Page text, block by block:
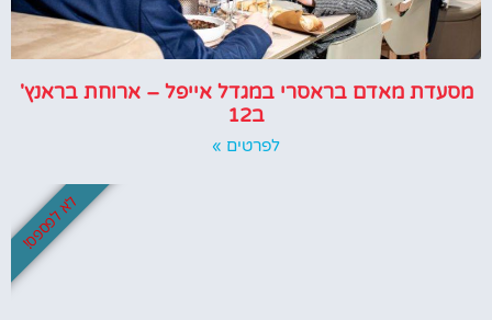
מסעדת מאדם בראסרי במגדל אייפל – ארוחת בראנץ'
ב12
לפרטים »
לא לפספס!